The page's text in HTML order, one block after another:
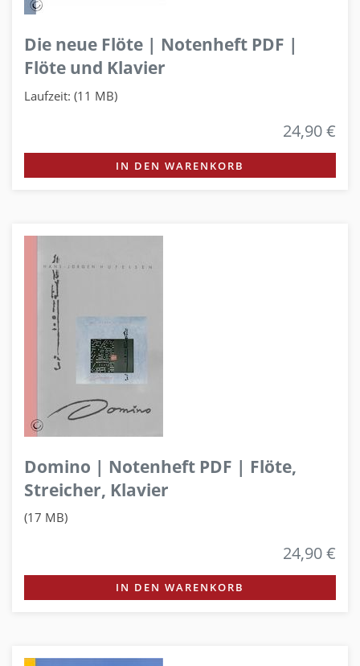
Die neue Flöte | Notenheft PDF |
Flöte und Klavier
Laufzeit: (11 MB)
24,90 €
IN DEN WARENKORB
Domino | Notenheft PDF | Flöte,
Streicher, Klavier
(17 MB)
24,90 €
IN DEN WARENKORB